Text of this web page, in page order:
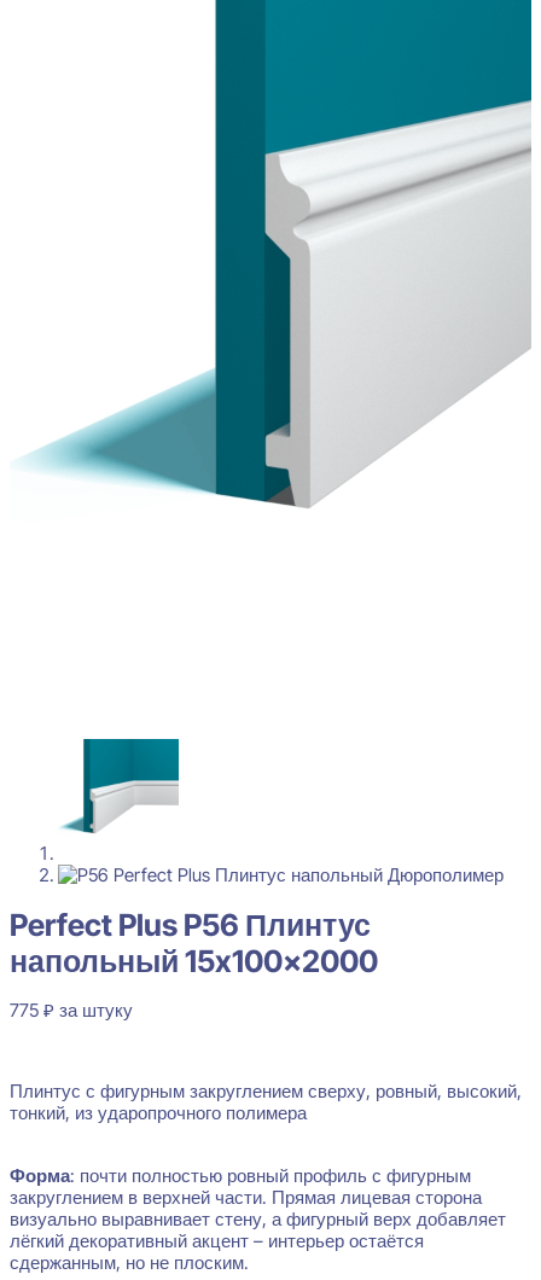
Perfect Plus P56 Плинтус
напольный 15x100x2000
775 ₽ за штуку
Плинтус с фигурным закруглением сверху, ровный, высокий,
тонкий, из ударопрочного полимера
Форма: почти полностью ровный профиль с фигурным
закруглением в верхней части. Прямая лицевая сторона
визуально выравнивает стену, а фигурный верх добавляет
лёгкий декоративный акцент – интерьер остаётся
сдержанным, но не плоским.